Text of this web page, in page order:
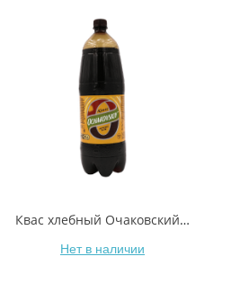
Квас хлебный Очаковский 2 л
Нет в наличии